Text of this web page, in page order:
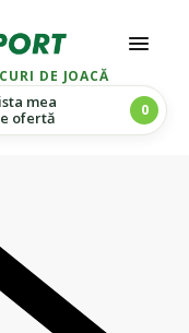
DE JOACĂ
mea
ofertă
0